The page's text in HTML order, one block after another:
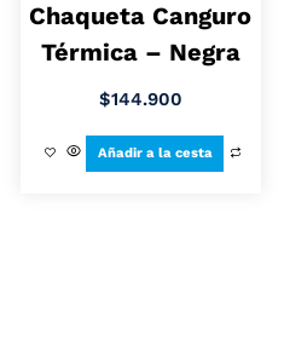
Chaqueta Canguro
Térmica – Negra
$144.900
Añadir a la cesta